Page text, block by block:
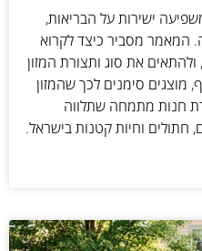
ישירות על הבריאות,
המאמר מסביר כיצד לקרוא
ולהתאים את סוג ותצורת המזון
מוצגים סימנים לכך שהמזון
חנות מתמחה שתלווה
חתולים וחיות קטנות בישראל.